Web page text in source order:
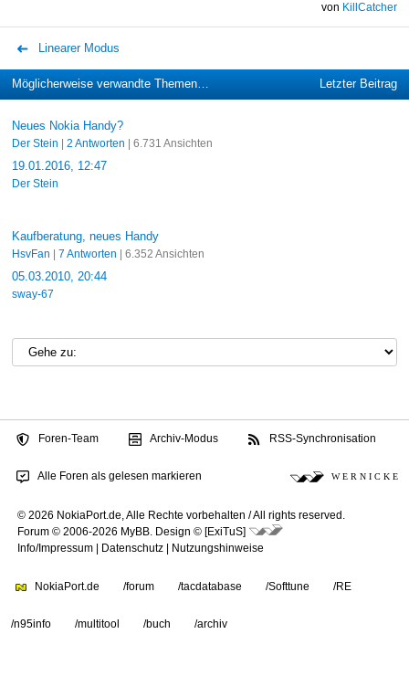
von KillCatcher
Linearer Modus
Möglicherweise verwandte Themen… Letzter Beitrag
Neues Nokia Handy?
Der Stein 2 Antworten | 6.731 Ansichten
19.01.2016, 12:47
Der Stein
Kaufberatung, neues Handy
HsvFan 7 Antworten | 6.352 Ansichten
05.03.2010, 20:44
sway-67
Foren-Team Archiv-Modus RSS-Synchronisation
Alle Foren als gelesen markieren W E R N I C K E
© 2026 NokiaPort.de, Alle Rechte vorbehalten /All rights reserved.
Forum © 2006-2026 MyBB
Design © [ExiTuS]
Info/Impressum
Datenschutz Nutzungshinweise
NokiaPort.de /forum /tacdatabase /Softtune /RE
/n95info /multitool /buch /archiv